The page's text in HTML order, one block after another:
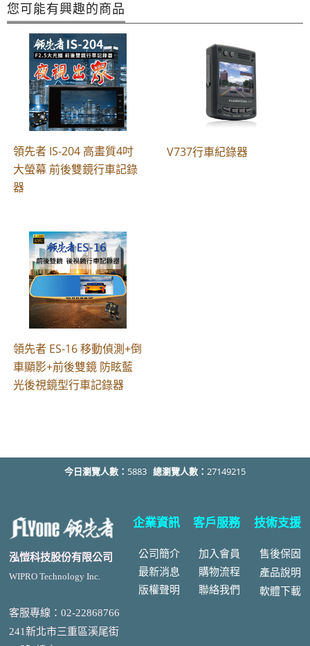
您可能有興趣的商品
領先者 IS-204 高畫質4吋
大螢幕 前後雙鏡行車記錄
器
V737行車紀錄器
領先者 ES-16 移動偵測+倒
車顯影+前後雙鏡 防眩藍
光後視鏡型行車記錄器
今日瀏覽人數： 5883 總瀏覽人數： 27149215
泓愷科技股份有限公司
WIPRO Technology Inc.
客服專線：02-22868766
241新北市三重區溪尾街
企業資訊
公司簡介
最新消息
版權聲明
客戶服務
加入會員
購物流程
聯絡我們
技術支援
售後保固
產品說明
軟體下載